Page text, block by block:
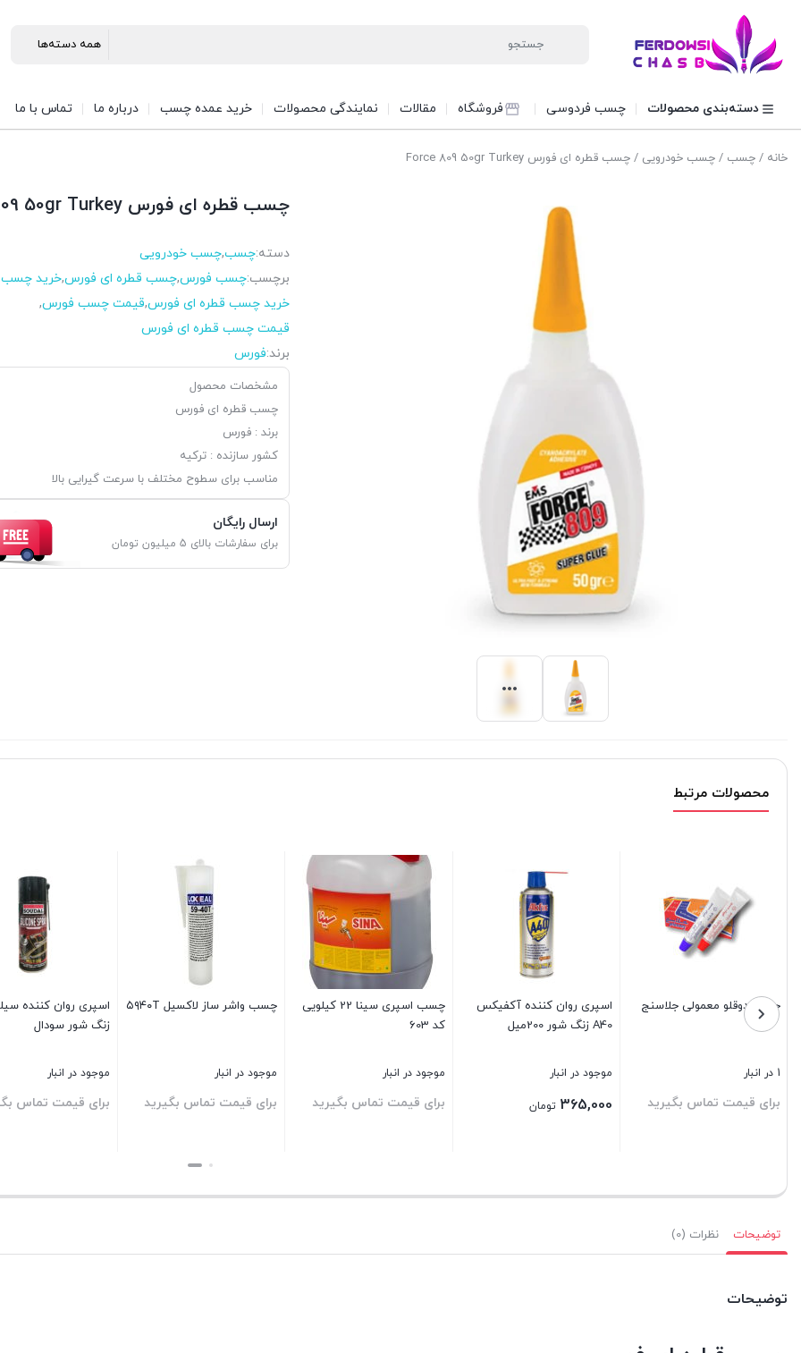
دسته‌بندی محصولات چسب فردوسی فروشگاه مقالات نمایندگی محصولات خرید عمده چسب درباره ما تماس با ما
خانه / چسب / چسب خودرویی / چسب قطره ای فورس Force 809 50gr Turkey
چسب قطره ای فورس Force 809 50gr Turkey
دسته:چسب,چسب خودرویی
برچسب:چسب فورس,چسب قطره ای فورس,خرید
خرید چسب قطره ای فورس,قیمت چسب فورس,
قیمت چسب قطره ای فورس
برند:فورس
مشخصات محصول
چسب قطره ای فورس
برند : فورس
کشور سازنده : ترکیه
مناسب برای سطوح مختلف با سرعت گیرایی بالا
ارسال رایگان
برای سفارشات بالای 5 میلیون تومان
محصولات مرتبط
چسب دوقلو معمولی جلاسنج
1 در انبار
برای قیمت تماس بگیرید
اسپری روان کننده آکفیکس
A40 زنگ شور 200میل
موجود در انبار
365,000 تومان
چسب اسپری سینا 22 کیلویی
کد 603
موجود در انبار
برای قیمت تماس بگیرید
چسب واشر ساز لاکسیل ۵۹۴۰T
موجود در انبار
برای قیمت تماس بگیرید
اسپری روان کننده
زنگ شور سودال
موجود در انبار
برای قیمت تماس
توضیحات نظرات (0)
توضیحات